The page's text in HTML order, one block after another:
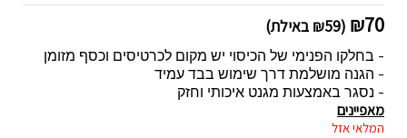
₪70
(
₪59 באילת)
- בחלקו הפנימי של הכיסוי יש מקום לכרטיסים וכסף מזומן
- הגנה מושלמת דרך שימוש בבד עמיד
- נסגר באמצעות מגנט איכותי וחזק
מאפיינים
המלאי אזל